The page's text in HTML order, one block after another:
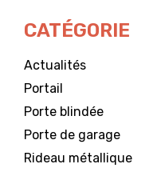
CATÉGORIE
Actualités
Portail
Porte blindée
Porte de garage
Rideau métallique